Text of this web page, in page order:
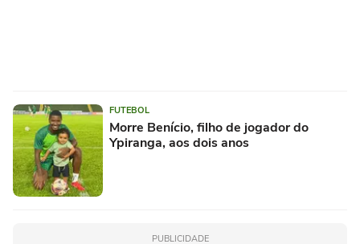
FUTEBOL
Morre Benício, filho de jogador do
Ypiranga, aos dois anos
PUBLICIDADE